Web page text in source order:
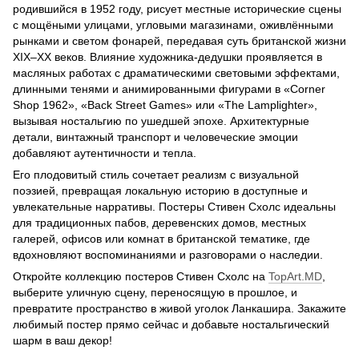
родившийся в 1952 году, рисует местные исторические сцены
с мощёными улицами, угловыми магазинами, оживлёнными
рынками и светом фонарей, передавая суть британской жизни
XIX–XX веков. Влияние художника-дедушки проявляется в
масляных работах с драматическими световыми эффектами,
длинными тенями и анимированными фигурами в «Corner
Shop 1962», «Back Street Games» или «The Lamplighter»,
вызывая ностальгию по ушедшей эпохе. Архитектурные
детали, винтажный транспорт и человеческие эмоции
добавляют аутентичности и тепла.
Его плодовитый стиль сочетает реализм с визуальной
поэзией, превращая локальную историю в доступные и
увлекательные нарративы. Постеры Стивен Схолс идеальны
для традиционных пабов, деревенских домов, местных
галерей, офисов или комнат в британской тематике, где
вдохновляют воспоминаниями и разговорами о наследии.
Откройте коллекцию постеров Стивен Схолс на TopArt.MD
выберите уличную сцену, переносящую в прошлое, и
превратите пространство в живой уголок Ланкашира. Закажите
любимый постер прямо сейчас и добавьте ностальгический
шарм в ваш декор!